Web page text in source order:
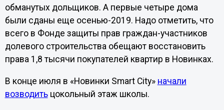
обманутых дольщиков. А первые четыре дома
были сданы еще осенью-2019. Надо отметить, что
всего в Фонде защиты прав граждан-участников
долевого строительства обещают восстановить
права 1,8 тысячи покупателей квартир в Новинках.
В конце июля в «Новинки Smart City» начали
возводитьцокольный этаж школы.